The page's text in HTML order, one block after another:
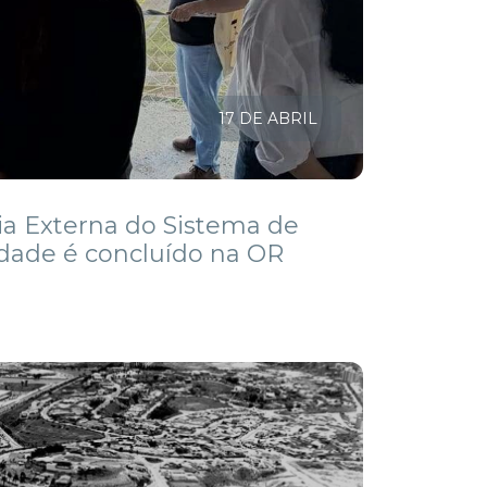
17 DE ABRIL
Externa do Sistema de
é concluído na OR